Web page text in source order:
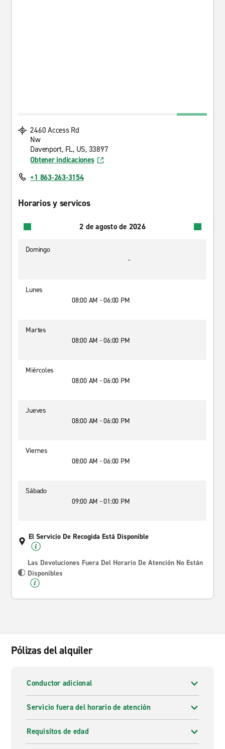
2460 Access Rd
Nw
Davenport, FL, US, 33897
Obtener indicaciones
+1 863-263-3154
Horarios y servicos
2 de agosto de 2026
Domingo
-
Lunes
08:00 AM - 06:00 PM
Martes
08:00 AM - 06:00 PM
Miércoles
08:00 AM - 06:00 PM
Jueves
08:00 AM - 06:00 PM
Viernes
08:00 AM - 06:00 PM
Sábado
09:00 AM - 01:00 PM
El Servicio De Recogida Está Disponible
Las Devoluciones Fuera Del Horario De Atención No Están
Disponibles
Pólizas del alquiler
Conductor adicional
Servicio fuera del horario de atención
Requisitos de edad